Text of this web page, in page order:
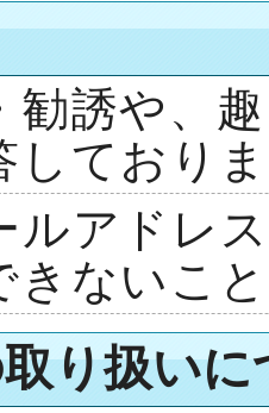
勧誘や、
しており
ルアドレ
きないこ
り扱いに